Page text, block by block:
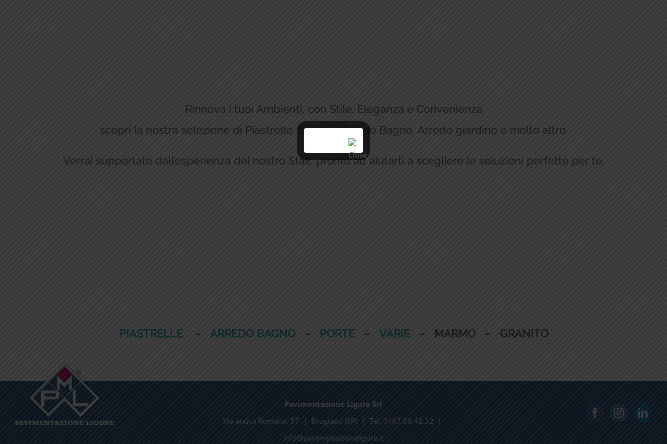
Rinnova i tuoi Ambienti, con Stile, Eleganza e Convenienza
scopri la nostra selezione di Piastrelle, Sanitari, Arredo Bagno, Arredo giardino e molto altro.
Verrai supportato dall’esperienza del nostro Staff, pronto ad aiutarti a scegliere le soluzioni perfette per te.
PIASTRELLE– ARREDO BAGNO– PORTE– VARIE– MARMO – GRANITO
Pavimentazione Ligure Srl
Via antica Romana, 57 | Brugnato (SP) | Tel. 0187.89.42.32 |
info@pavimentazioneligure.it